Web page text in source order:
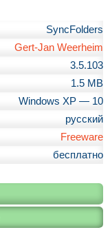
SyncFolders
Gert-Jan Weerheim
3.5.103
1.5 MB
Windows XP — 10
русский
Freeware
бесплатно